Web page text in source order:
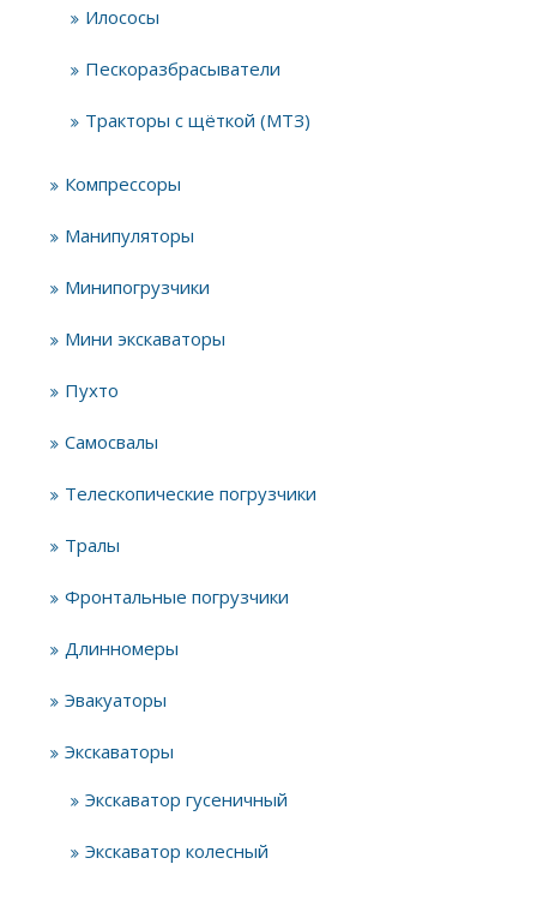
Илососы
Пескоразбрасыватели
Тракторы с щёткой (МТЗ)
Компрессоры
Манипуляторы
Минипогрузчики
Мини экскаваторы
Пухто
Самосвалы
Телескопические погрузчики
Тралы
Фронтальные погрузчики
Длинномеры
Эвакуаторы
Экскаваторы
Экскаватор гусеничный
Экскаватор колесный